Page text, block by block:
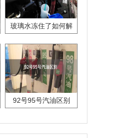
玻璃水冻住了如何解
92号95号汽油区别